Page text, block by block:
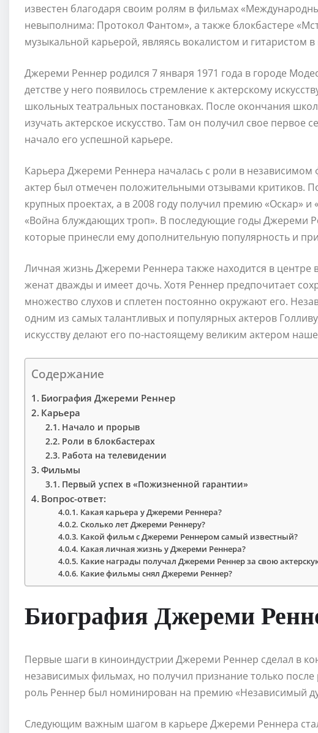
известен благодаря своим ролям в фильмах
невыполнима: Протокол Фантом», а также блокбастере
музыкальной карьерой, являясь вокалистом и гитаристом
Джереми Реннер родился 7 января 1971 года в городе
детстве у него появилось стремление к актерскому
школьных театральных постановках. После окончания
изучать актерское искусство. Там он получил свое первое
начало его успешной карьере.
Карьера Джереми Реннера началась с роли в
актер был отмечен положительными отзывами критиков.
крупных проектах, а в 2008 году получил премию «Оскар»
«Война блуждающих троп». В последующие годы Джереми
которые принесли ему дополнительную популярность и
Личная жизнь Джереми Реннера также находится в центре
женат дважды и имеет дочь. Хотя Реннер предпочитает
множество слухов и сплетен постоянно окружают его.
одним из самых талантливых и популярных актеров
искусству делают его по-настоящему великим актером
Содержание
Биография Джереми Реннер
Карьера
Начало и прорыв
Роли в блокбастерах
Работа на телевидении
Фильмы
Первый успех в «Пожизненной гарантии»
Вопрос-ответ:
Какая карьера у Джереми Реннера?
Сколько лет Джереми Реннеру?
Какой фильм с Джереми Реннером самый известный?
Какая личная жизнь у Джереми Реннера?
Какие награды получал Джереми Реннер за свою
Какие фильмы снял Джереми Реннер?
Биография Джереми
Первые шаги в киноиндустрии Джереми Реннер сделал в
независимых фильмах, но получил признание только после
роль Реннер был номинирован на премию «Независимый
Следующим важным шагом в карьере Джереми Реннера